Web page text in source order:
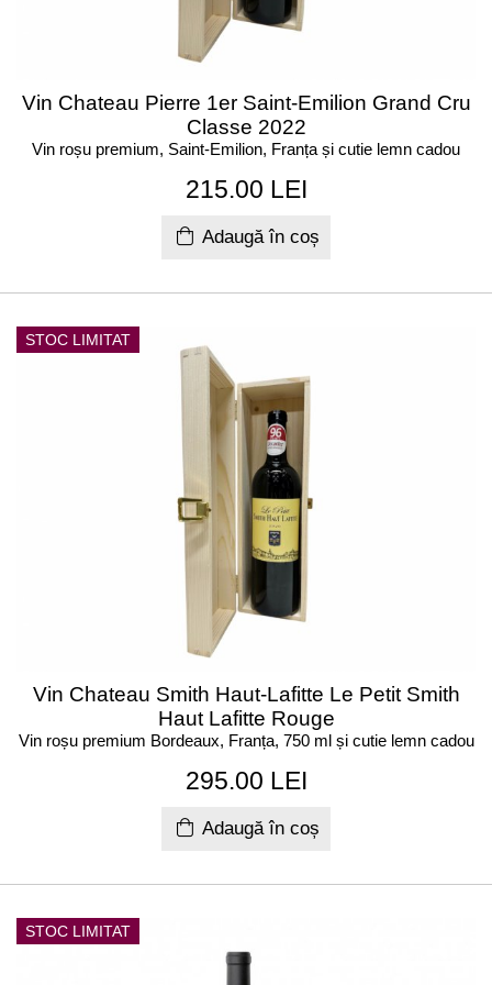
Vin Chateau Pierre 1er Saint-Emilion Grand Cru
Classe 2022
Vin roșu premium, Saint-Emilion, Franța și cutie lemn cadou
215.00 LEI
Adaugă în coș
STOC LIMITAT
Vin Chateau Smith Haut-Lafitte Le Petit Smith
Haut Lafitte Rouge
Vin roșu premium Bordeaux, Franța, 750 ml și cutie lemn cadou
295.00 LEI
Adaugă în coș
STOC LIMITAT